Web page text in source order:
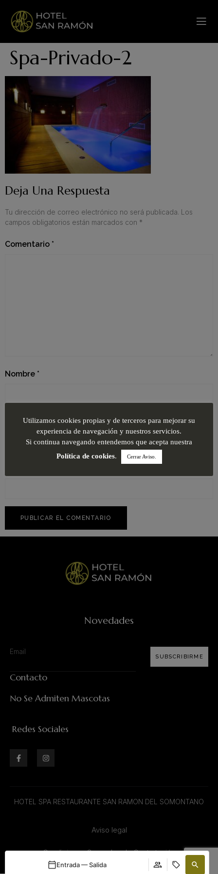
Spa-Privado-2
Deja Una Respuesta
Tu dirección de correo electrónico no será publicada. Los
campos obligatorios están marcados con *
Comentario *
Nombre *
Correo electrónico*
Novedades
SUBSCRIBIRME
Contacto
No Se Admiten Mascotas
Redes Sociales
HOTEL SPA RESTAURANTE SAN RAMON DEL SOMONTANO
Aviso legal
Condiciones Generales de Contratación
Utilizamos cookies propias y de terceros para mejorar su
experiencia de navegación y nuestros servicios.
Si continua navegando entendemos que acepta nuestra
Política de cookies. Cerrar Aviso.
Entrada — Salida